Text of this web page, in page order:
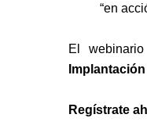
“en
El
Regístrate